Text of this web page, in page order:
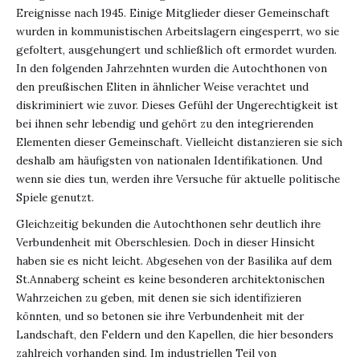
Ereignisse nach 1945. Einige Mitglieder dieser Gemeinschaft
wurden in kommunistischen Arbeitslagern eingesperrt, wo sie
gefoltert, ausgehungert und schließlich oft ermordet wurden.
In den folgenden Jahrzehnten wurden die Autochthonen von
den preußischen Eliten in ähnlicher Weise verachtet und
diskriminiert wie zuvor. Dieses Gefühl der Ungerechtigkeit ist
bei ihnen sehr lebendig und gehört zu den integrierenden
Elementen dieser Gemeinschaft. Vielleicht distanzieren sie sich
deshalb am häufigsten von nationalen Identifikationen. Und
wenn sie dies tun, werden ihre Versuche für aktuelle politische
Spiele genutzt.
Gleichzeitig bekunden die Autochthonen sehr deutlich ihre
Verbundenheit mit Oberschlesien. Doch in dieser Hinsicht
haben sie es nicht leicht. Abgesehen von der Basilika auf dem
St.Annaberg scheint es keine besonderen architektonischen
Wahrzeichen zu geben, mit denen sie sich identifizieren
könnten, und so betonen sie ihre Verbundenheit mit der
Landschaft, den Feldern und den Kapellen, die hier besonders
zahlreich vorhanden sind. Im industriellen Teil von